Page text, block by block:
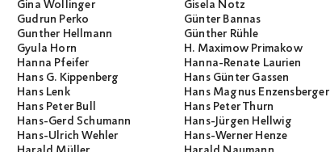
Gina Wollinger Gisela Notz
Gudrun Perko Günter Bannas
Gunther Hellmann Günther Rühle
Gyula Horn H. Maximow Primakow
Hanna Pfeifer Hanna-Renate Laurien
Hans G. Kippenberg Hans Günter Gassen
Hans Lenk Hans Magnus Enzensberger
Hans Peter Bull Hans Peter Thurn
Hans-Gerd Schumann Hans-Jürgen Hellwig
Hans-Ulrich Wehler Hans-Werner Henze